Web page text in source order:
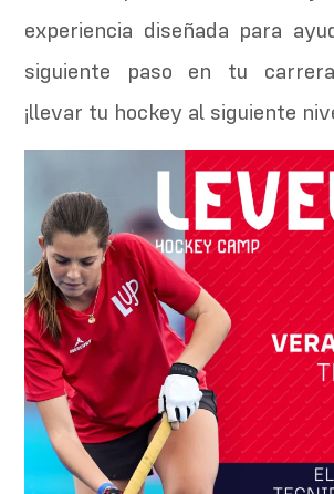
experiencia diseñada para
siguiente paso en tu
¡llevar tu hockey al siguiente